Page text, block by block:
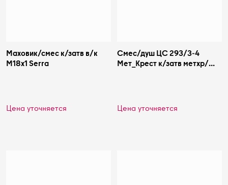
Маховик/смес к/затв в/к
М18х1 Serra
Цена уточняется
Смес/душ ЦС 293/3-4
Мет_Крест к/затв метхр/
Цена уточняется